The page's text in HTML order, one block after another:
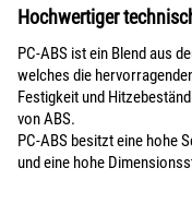
Hochwertiger
PC-ABS ist ein Blend aus
welches die
Festigkeit und
von ABS.
PC-ABS besitzt eine hohe
und eine hohe